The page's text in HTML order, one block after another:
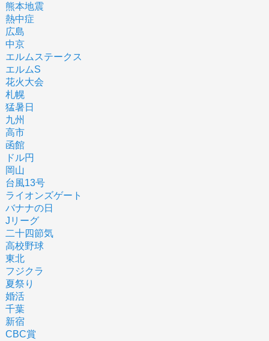
熊本地震
熱中症
広島
中京
エルムステークス
エルムS
花火大会
札幌
猛暑日
九州
高市
函館
ドル円
岡山
台風13号
ライオンズゲート
バナナの日
Jリーグ
二十四節気
高校野球
東北
フジクラ
夏祭り
婚活
千葉
新宿
CBC賞